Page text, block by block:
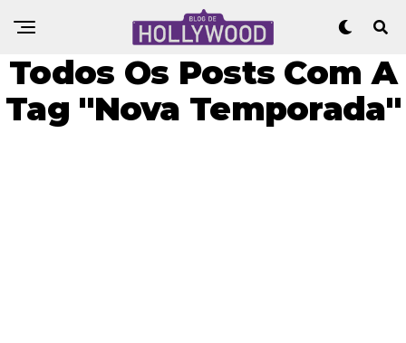
Todos Os Posts Com A
Tag "Nova Temporada"